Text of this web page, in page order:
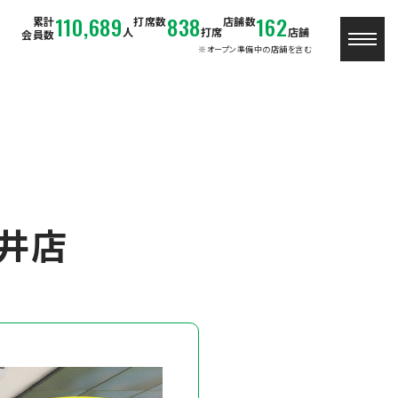
累計
会員数110,689 人
打席数838打席
店舗数162店舗
※オープン準備中の店舗を含む
店